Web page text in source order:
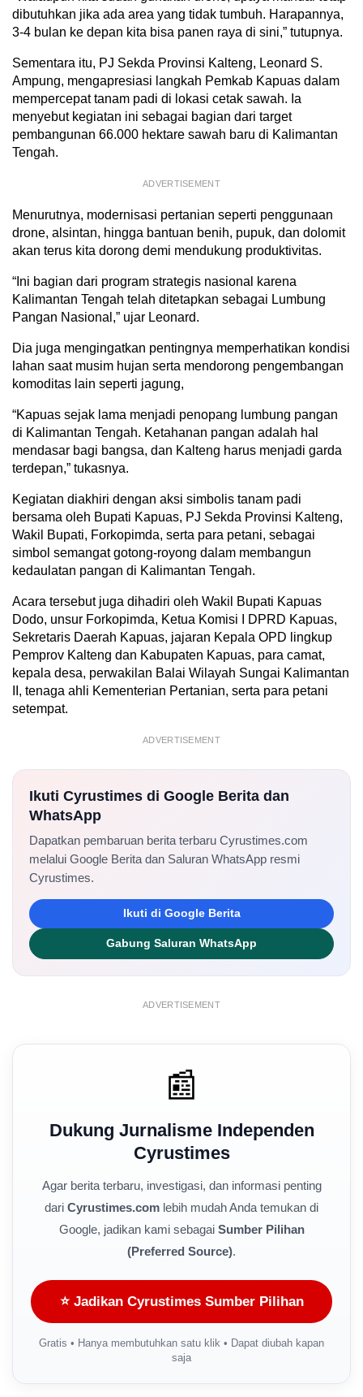
dibutuhkan jika ada area yang tidak tumbuh. Harapannya,
3-4 bulan ke depan kita bisa panen raya di sini,” tutupnya.
Sementara itu, PJ Sekda Provinsi Kalteng, Leonard S.
Ampung, mengapresiasi langkah Pemkab Kapuas dalam
mempercepat tanam padi di lokasi cetak sawah. Ia
menyebut kegiatan ini sebagai bagian dari target
pembangunan 66.000 hektare sawah baru di Kalimantan
Tengah.
ADVERTISEMENT
Menurutnya, modernisasi pertanian seperti penggunaan
drone, alsintan, hingga bantuan benih, pupuk, dan dolomit
akan terus kita dorong demi mendukung produktivitas.
“Ini bagian dari program strategis nasional karena
Kalimantan Tengah telah ditetapkan sebagai Lumbung
Pangan Nasional,” ujar Leonard.
Dia juga mengingatkan pentingnya memperhatikan kondisi
lahan saat musim hujan serta mendorong pengembangan
komoditas lain seperti jagung,
“Kapuas sejak lama menjadi penopang lumbung pangan
di Kalimantan Tengah. Ketahanan pangan adalah hal
mendasar bagi bangsa, dan Kalteng harus menjadi garda
terdepan,” tukasnya.
Kegiatan diakhiri dengan aksi simbolis tanam padi
bersama oleh Bupati Kapuas, PJ Sekda Provinsi Kalteng,
Wakil Bupati, Forkopimda, serta para petani, sebagai
simbol semangat gotong-royong dalam membangun
kedaulatan pangan di Kalimantan Tengah.
Acara tersebut juga dihadiri oleh Wakil Bupati Kapuas
Dodo, unsur Forkopimda, Ketua Komisi I DPRD Kapuas,
Sekretaris Daerah Kapuas, jajaran Kepala OPD lingkup
Pemprov Kalteng dan Kabupaten Kapuas, para camat,
kepala desa, perwakilan Balai Wilayah Sungai Kalimantan
II, tenaga ahli Kementerian Pertanian, serta para petani
setempat.
ADVERTISEMENT
Ikuti Cyrustimes di Google Berita dan
WhatsApp
Dapatkan pembaruan berita terbaru Cyrustimes.com
melalui Google Berita dan Saluran WhatsApp resmi
Cyrustimes.
Ikuti di Google Berita
Gabung Saluran WhatsApp
ADVERTISEMENT
📰
Dukung Jurnalisme Independen
Cyrustimes
Agar berita terbaru, investigasi, dan informasi penting
dari Cyrustimes.com lebih mudah Anda temukan di
Google, jadikan kami sebagai Sumber Pilihan
(Preferred Source).
⭐ Jadikan Cyrustimes Sumber Pilihan
Gratis • Hanya membutuhkan satu klik • Dapat diubah kapan
saja